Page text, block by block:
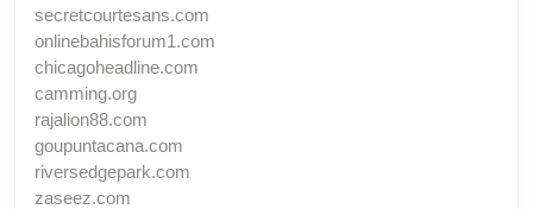
secretcourtesans.com
onlinebahisforum1.com
chicagoheadline.com
camming.org
rajalion88.com
goupuntacana.com
riversedgepark.com
zaseez.com